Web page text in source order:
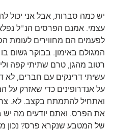
יש כמה סברות, אבל אני יכול
עצמי. אמנם הפרסים הנ"ל
לפעמים הם מחווירים לעומת
המגולם באימון. בבוקר גשום
רטוב מהגן, טרם שתיתי קפה
עשיתי דרינקים עם חברים,
על אנדרופינים כדי שאזרק על
ואתחיל להתמתח בקצב. לא.
את הפרס. ואתם יודעים מה יש
של המטבע שנקרא פרס? נכון